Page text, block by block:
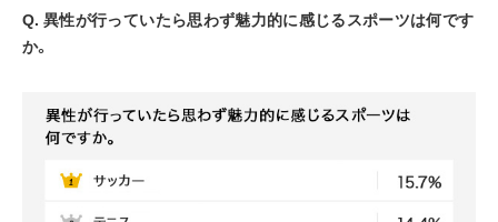
Q. 異性が行っていたら思わず魅力的に感じるスポーツは何です
か。